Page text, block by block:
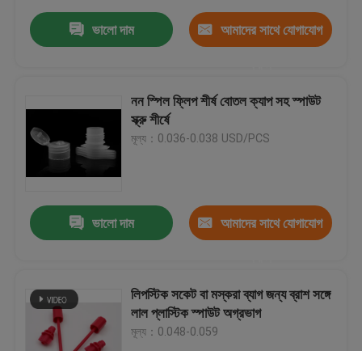
আমাদের সম্পর্কে
গুণমান নিয়ন্ত্রণ
একটি উদ্ধৃতি অনুরোধ করুন
প্লাস্টিক স্পাউট ক্যাপ
প্লাস্টিকের বোতল ক্যাপ
ভালো দাম আমাদের সাথে যোগাযোগ
নন স্পিল ফ্লিপ শীর্ষ বোতল ক্যাপ সহ স্পাউট
স্ক্রু শীর্ষে
মূল্য：0.036-0.038 USD/PCS
ভালো দাম আমাদের সাথে যোগাযোগ
লিপস্টিক সকেট বা মস্করা ব্যাগ জন্য ব্রাশ সঙ্গে
লাল প্লাস্টিক স্পাউট অগ্রভাগ
মূল্য：0.048-0.059